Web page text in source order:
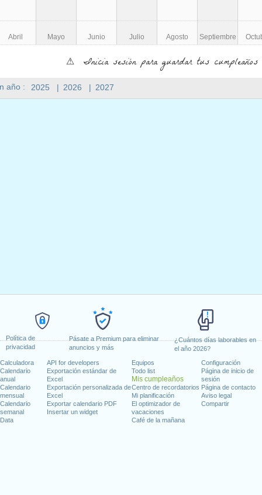
Política de
privacidad
Pásate a Premium para eliminar
anuncios y más
¿Cuántos días laborables en
el año 2026?
Calculadora
Calendario
anual
Calendario
mensual
Calendario
semanal
Data
API for developers
Exportación estándar de
Excel
Exportación personalizada de
Excel
Exportar calendario PDF
Insertar un widget
Equipos
Todo list
Mis cumpleaños
Centro de recordatorios
Mi planificación
El optimizador de
vacaciones
Café de la mañana
Configuración
Página de inicio de
sesión
Página de contacto
Aviso legal
Compartir
año : 2025 | 2026 | 2027
Abril Mayo Junio Julio Agosto Septiembre
⚠ Inicia sesión para guardar tus cumpleaños